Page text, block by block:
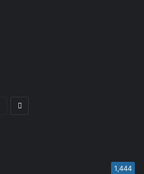
PreviousNext
1,444